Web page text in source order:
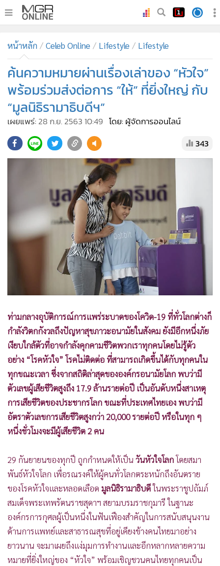
ทันเหตุการณ์
• ภาคใต้
ภูมิภาค
บันเทิง
• คอลัมนิสต์
• ละคร
ผู้จัดกวน
Good health & Well-being
• Green Innovation & SD
Management & HR
• การเมือง
• ท่องเที่ยว
• กีฬา
• ต่างประเทศ
• Special Scoop
• เศรษฐกิจ-ธุรกิจ
• จีน
• ชุมชน-คุณภาพชีวิต
• อาชญากรรม
• Motoring
• วิทยาศาสตร์
• SMEs
หุ้น
อินโดจีน
•
กองทุนรวม
• Celeb Online
• Factcheck
หน้าหลัก Celeb Online Lifestyle Lifestyle
ค้นความหมายผ่านเรื่องเล่าของ “หัวใจ”
พร้อมร่วมส่งต่อการ “ให้” ที่ยิ่งใหญ่ กับ
“มูลนิธิรามาธิบดีฯ”
เผยแพร่: 28 ก.ย. 2563 10:49 โดย: ผู้จัดการออนไลน์
343
ท่ามกลางอุบัติการณ์การแพร่ระบาดของโควิด-19 ที่ทั่วโลกต่างก็
กำลังวิตกกังวลถึงปัญหาสุขภาวะอนามัยในสังคม ยังมีอีกหนึ่งภัย
เงียบใกล้ตัวที่อาจกำลังคุกคามชีวิตพวกเราทุกคนโดยไม่รู้ตัว
อย่าง “โรคหัวใจ” โรคไม่ติดต่อ ที่สามารถเกิดขึ้นได้กับทุกคนใน
ทุกขณะเวลา ซึ่งจากสถิติล่าสุดขององค์กรอนามัยโลก พบว่ามี
ตัวเลขผู้เสียชีวิตสูงถึง 17.9 ล้านรายต่อปี เป็นอันดับหนึ่งสาเหตุ
การเสียชีวิตของประชากรโลก ขณะที่ประเทศไทยเอง พบว่ามี
อัตราตัวเลขการเสียชีวิตสูงกว่า 20,000 รายต่อปี หรือในทุก ๆ
หนึ่งชั่วโมงจะมีผู้เสียชีวิต 2 คน
29 กันยายนของทุกปี ถูกกำหนดให้เป็น วันหัวใจโลกโดยสมา
พันธ์หัวใจโลก เพื่อรณรงค์ให้ผู้คนทั่วโลกตระหนักถึงอันตราย
ของโรคหัวใจและหลอดเลือด มูลนิธิรามาธิบดีในพระราชูปถัมภ์
สมเด็จพระเทพรัตนราชสุดาฯ สยามบรมราชกุมารี ในฐานะ
องค์กรการกุศลผู้เป็นหนึ่งในฟันเฟืองสำคัญในการสนับสนุนงาน
ด้านการแพทย์และสาธารณสุขที่อยู่เคียงข้างคนไทยมาอย่าง
ยาวนาน จะมาเผยถึงแง่มุมการทำงานและอีกหลากหลายความ
หมายที่ยิ่งใหญ่ของ “หัวใจ” พร้อมเชิญชวนคนไทยทุกคนเป็น